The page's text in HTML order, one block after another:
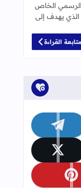
الرسمي الخاص
بتنظيم السنة الدراسية 2026/2025 الذي يهدف إلى
متابعة القراءة
تابعنا على telegram
تابعنا على x
تابعنا على pinterest